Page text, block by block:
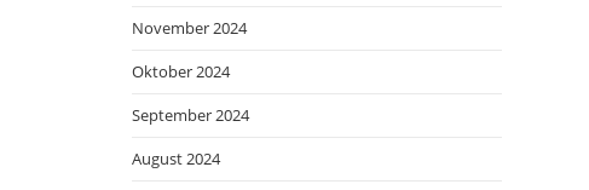
November 2024
Oktober 2024
September 2024
August 2024